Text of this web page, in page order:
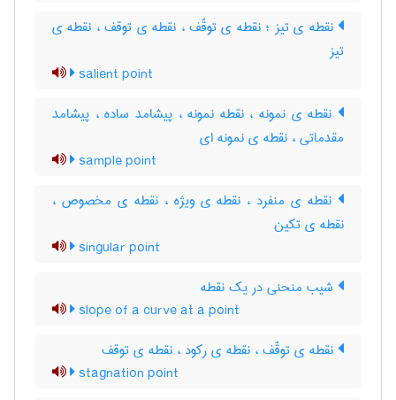
نقطه ی تیز ؛ نقطه ی توقّف ، نقطه ی توقف ، نقطه ی
تیز
salient point
نقطه ی نمونه ، نقطه نمونه ، پیشامد ساده ، پیشامد
مقدماتی ، نقطه ی نمونه ای
sample point
نقطه ی منفرد ، نقطه ی ویژه ، نقطه ی مخصوص ،
نقطه ی تکین
singular point
شیب منحنی در یک نقطه
slope of a curve at a point
نقطه ی توقّف ، نقطه ی رکود ، نقطه ی توقف
stagnation point